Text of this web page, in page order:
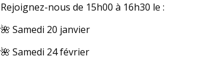
Rejoignez-nous de 15h00 à 16h30 le :
🌺 Samedi 20 janvier
🌺 Samedi 24 février